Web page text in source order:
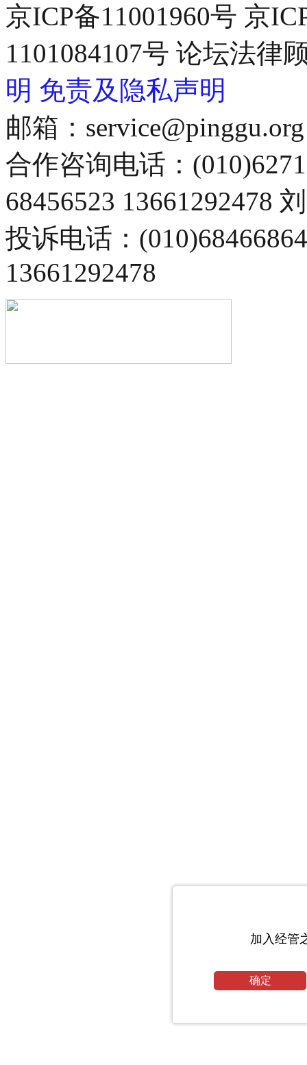
加入经管
确定
京ICP备11001960号 京
1101084107号 论坛法律
明 免责及隐私声明
邮箱：service@pinggu.org
合作咨询电话：
68456523 13661292478
投诉电话：
13661292478